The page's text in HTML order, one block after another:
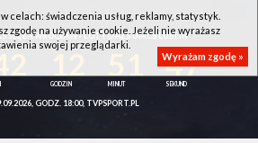
ŚLĘZA WROCŁAW - LOTTO AZS UMCS LUBLIN
46
GODZ. 18:00, TVPSPORT.PL
celach: świadczenia usług, reklamy, statystyk.
zgodę na używanie cookie. Jeżeli nie wyrażasz
swojej przeglądarki.
Wyrażam zgodę »